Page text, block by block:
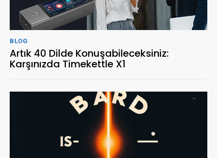
BLOG
Artık 40 Dilde Konuşabileceksiniz:
Karşınızda Timekettle X1